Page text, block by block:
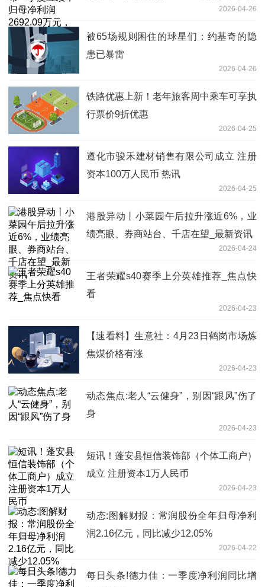
2026-04-26
被65场规则困住的球星们：约基奇的隐
患已暴雷
2026-04-26
铁路优惠上新！老年旅客周中乘车可享执
行票价9折优惠
2026-04-25
遵化市骏禾建材销售有限公司成立 注册
资本100万人民币 热讯
2026-04-25
港股异动丨小菜园午后拉升涨近6%，业
绩亮眼、券商站台、千店在望_最新资讯
2026-04-24
王者荣耀s40赛季上分英雄推荐_焦点快
看
2026-04-23
【速看料】生意社：4月23日鹤岗市场炼
焦煤价格有涨
2026-04-23
动态焦点:老人“云健身”，别因“跟风”伤了
身
2026-04-23
短讯！蓬安县恒信装饰部（个体工商户）
成立 注册资本1万人民币
2026-04-23
动态:图解财报：常润股份全年归母净利
润2.16亿元，同比减少12.05%
2026-04-22
每日头条!德力佳：一季度净利润同比增